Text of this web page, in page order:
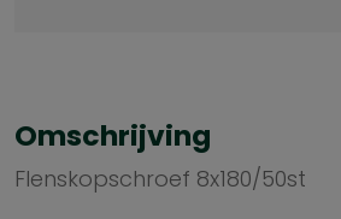
Omschrijving
Flenskopschroef 8x180/50st